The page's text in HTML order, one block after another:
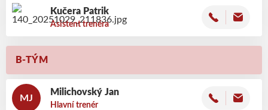
Patrik
Kučera
Asistent trenéra
B-TÝM
MJ
Jan
Milichovský
Hlavní trenér